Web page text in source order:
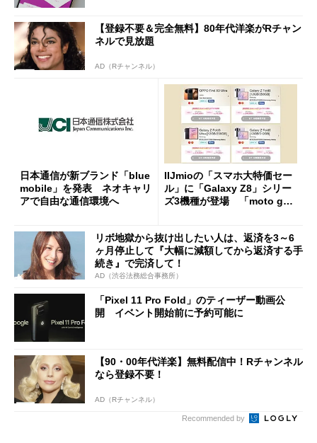
【登録不要＆完全無料】80年代洋楽がRチャン
ネルで見放題
AD（Rチャンネル）
日本通信が新ブランド「blue
mobile」を発表 ネオキャリ
アで自由な通信環境へ
IIJmioの「スマホ大特価セー
ル」に「Galaxy Z8」シリー
ズ3機種が登場 「moto g37
リボ地獄から抜け出したい人は、返済を3～6
ヶ月停止して『大幅に減額してから返済する手
続き』で完済して！
AD（渋谷法務総合事務所）
「Pixel 11 Pro Fold」のティーザー動画公
開 イベント開始前に予約可能に
【90・00年代洋楽】無料配信中！Rチャンネル
なら登録不要！
AD（Rチャンネル）
Recommended by